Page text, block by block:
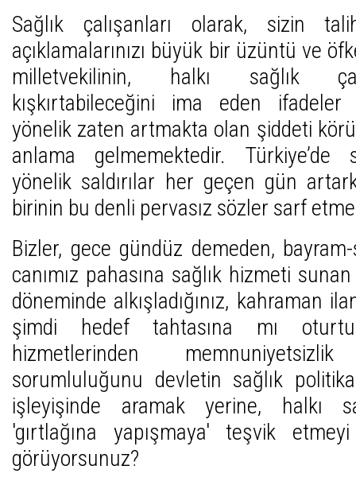
Sağlık çalışanları olarak, sizin
açıklamalarınızı büyük bir üzüntü ve
milletvekilinin, halkı sağlık
kışkırtabileceğini ima eden ifadeler
yönelik zaten artmakta olan şiddeti
anlama gelmemektedir. Türkiye’de
yönelik saldırılar her geçen gün
birinin bu denli pervasız sözler sarf
Bizler, gece gündüz demeden,
canımız pahasına sağlık hizmeti
döneminde alkışladığınız, kahraman
şimdi hedef tahtasına mı
hizmetlerinden
sorumluluğunu devletin sağlık
işleyişinde aramak yerine, halkı
'gırtlağına yapışmaya' teşvik
görüyorsunuz?